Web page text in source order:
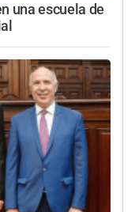
una escuela de